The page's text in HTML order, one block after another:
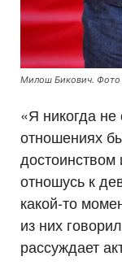
Милош Бикович. Фото
«Я никогда
отношениях
отношусь к
какой-то
из них
рассуждает